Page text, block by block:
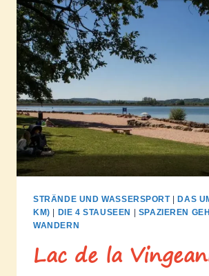
STRÄNDE UND WASSERSPORT|
DAS
KM)
DIE 4 STAUSEEN
SPAZIEREN
WANDERN
Lac de la